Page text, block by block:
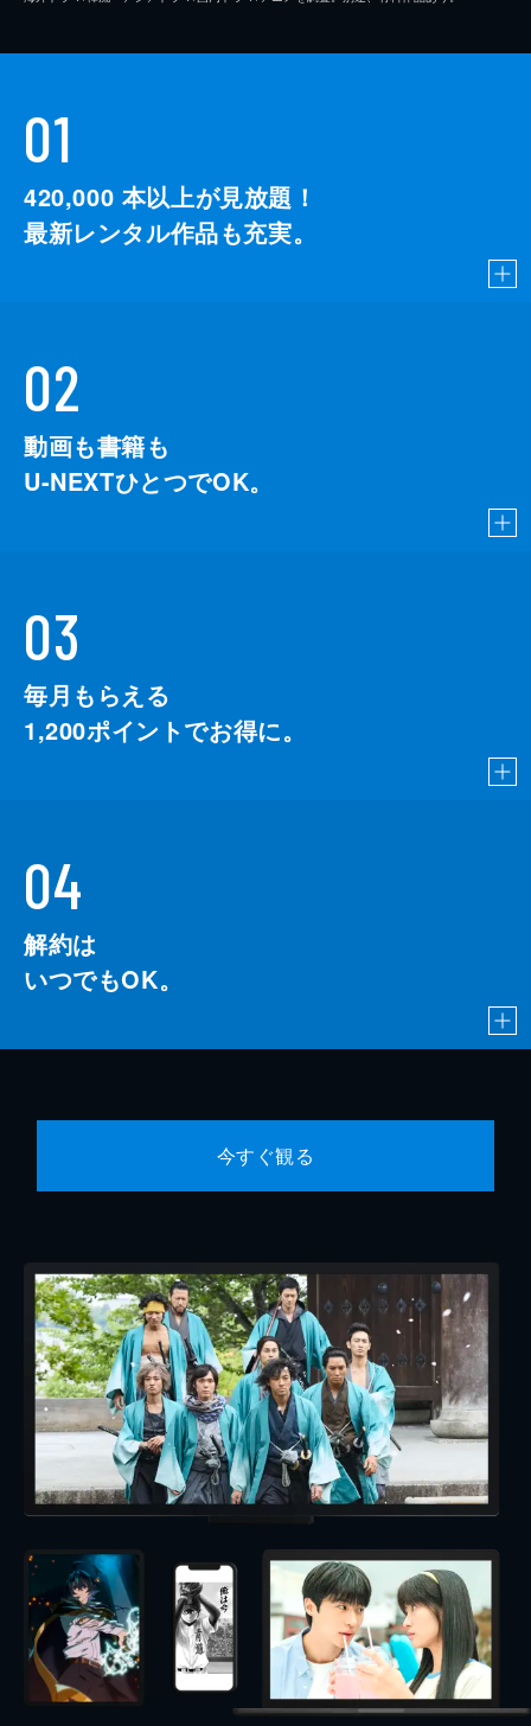
01
420,000 本以上が見放題！
最新レンタル作品も充実。
02
動画も書籍も
U-NEXTひとつでOK。
03
毎月もらえる
1,200ポイントでお得に。
04
解約は
いつでもOK。
今すぐ観る